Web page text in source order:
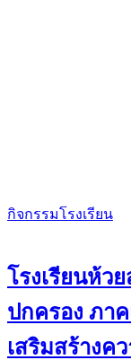
กิจกรรมโรงเรียน
โรงเรียนห้ว
ปกครอง ภาค
เสริมสร้างค